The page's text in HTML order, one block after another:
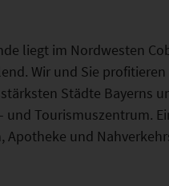
liegt im Nordwesten
Wir und Sie
Städte Bayerns
und Tourismuszentrum.
Apotheke und